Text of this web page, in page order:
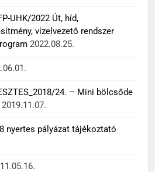
UHK/2022 Út, híd,
vízelvezető rendszer
2022.08.25.
24. – Mini bölcsőde
2019.11.07.
nyertes pályázat tájékoztató